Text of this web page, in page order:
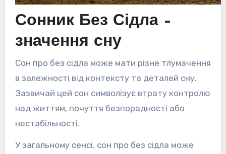
Сонник Без Сідла –
значення сну
Сон про без сідла може мати різне тлумачення
в залежності від контексту та деталей сну.
Зазвичай цей сон символізує втрату контролю
над життям, почуття безпорадності або
нестабільності.
У загальному сенсі, сон про без сідла може